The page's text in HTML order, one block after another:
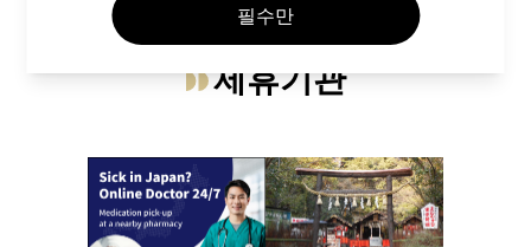
필수만
제휴기관